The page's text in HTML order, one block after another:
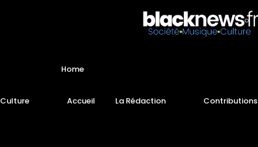
Culture
Home
Accueil La Rédaction Contributions